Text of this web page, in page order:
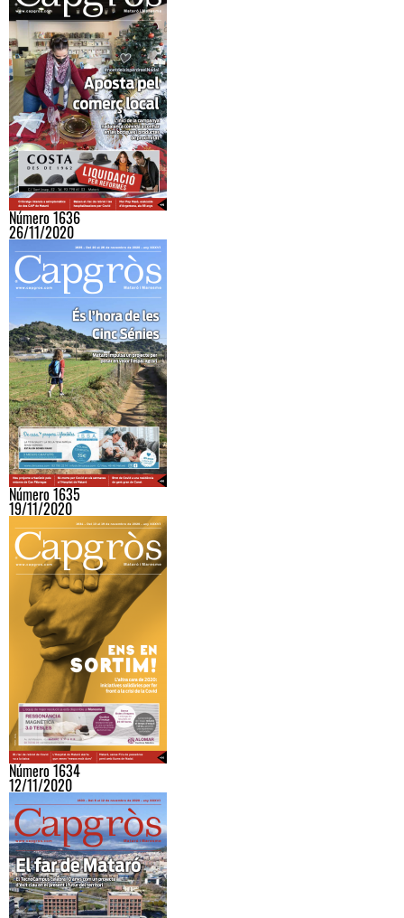
Número 1636
26/11/2020
Número 1635
19/11/2020
Número 1634
12/11/2020